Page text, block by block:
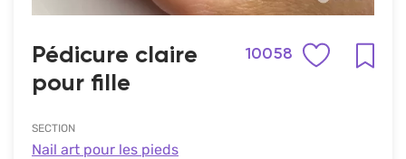
Pédicure claire
pour fille
10058
SECTION
Nail art pour les pieds